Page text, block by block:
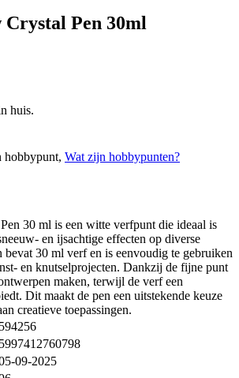
Crystal Pen 30ml
huis.
hobbypunt, Wat zijn hobbypunten?
30 ml is een witte verfpunt die ideaal is
en ijsachtige effecten op diverse
30 ml verf en is eenvoudig te gebruiken
en knutselprojecten. Dankzij de fijne punt
maken, terwijl de verf een
Dit maakt de pen een uitstekende keuze
creatieve toepassingen.
594256
5997412760798
09-2025